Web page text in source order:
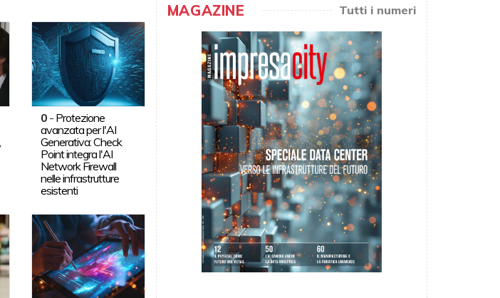
0 - Protezione
avanzata per l'AI
Generativa: Check
Point integra l'AI
Network Firewall
nelle infrastrutture
esistenti
MAGAZINE Tutti i numeri